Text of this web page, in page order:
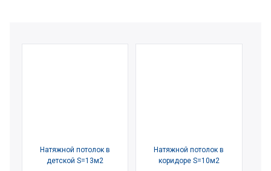
Натяжной потолок в
детской S=13м2
Натяжной потолок в
коридоре S=10м2